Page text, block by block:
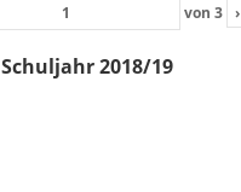
von 3 ›
Schuljahr 2018/19